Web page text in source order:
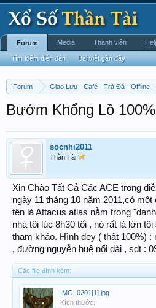
Forum Giao Lưu - Café - Trà Đá - Offline -
Bướm Khổng Lồ 100%
socnhi2011
Thần Tài
Xin Chào Tất Cả Các ACE trong
ngày 11 tháng 10 năm 2011,có
tên là Attacus atlas nằm trong
nhà tôi lúc 8h30 tối , nó rất là lớn
tham khảo. Hình dey ( thật 100%) :
, đường nguyễn huệ nối dài , sdt :
Các file đính kèm:
IMG_0201[1].jpg
Kích thước:
Forum
Tìm kiếm diễn đàn Bài viết gần đây
Media Thành viên